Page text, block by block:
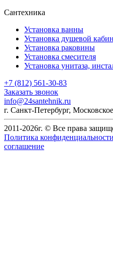
Сантехника
Установка ванны
Установка душевой
Установка раковины
Установка смесителя
Установка унитаза,
+7 (812) 561-30-83
Заказать звонок
info@24santehnik.ru
г. Санкт-Петербург,
2011-2026г. © Все права
Политика конфиденциальности
соглашение